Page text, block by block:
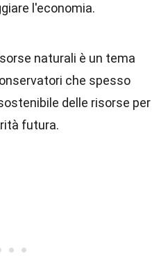
l'economia.
naturali è un tema
che spesso
delle risorse per
futura.